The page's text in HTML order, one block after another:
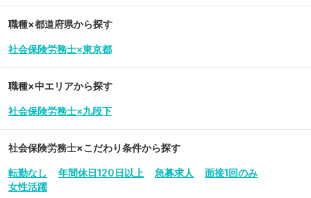
職種×都道府県から探す
社会保険労務士×東京都
職種×中エリアから探す
社会保険労務士×九段下
社会保険労務士×こだわり条件から探す
転勤なし 年間休日120日以上 急募求人
面接1回のみ
女性活躍